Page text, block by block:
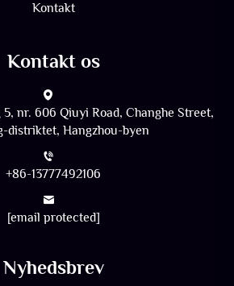
Kontakt
Kontakt os
nr. 606 Qiuyi Road, Changhe Street,
distriktet, Hangzhou-byen
+86-13777492106
[email protected]
Nyhedsbrev